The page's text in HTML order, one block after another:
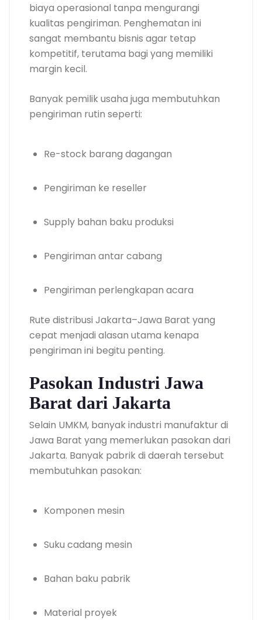
biaya operasional tanpa mengurangi
kualitas pengiriman. Penghematan ini
sangat membantu bisnis agar tetap
kompetitif, terutama bagi yang memiliki
margin kecil.
Banyak pemilik usaha juga membutuhkan
pengiriman rutin seperti:
Re-stock barang dagangan
Pengiriman ke reseller
Supply bahan baku produksi
Pengiriman antar cabang
Pengiriman perlengkapan acara
Rute distribusi Jakarta–Jawa Barat yang
cepat menjadi alasan utama kenapa
pengiriman ini begitu penting.
Pasokan Industri Jawa
Barat dari Jakarta
Selain UMKM, banyak industri manufaktur di
Jawa Barat yang memerlukan pasokan dari
Jakarta. Banyak pabrik di daerah tersebut
membutuhkan pasokan:
Komponen mesin
Suku cadang mesin
Bahan baku pabrik
Material proyek